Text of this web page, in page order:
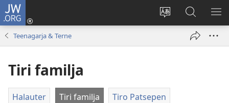
JW.ORG
I
website
Melde
tut
Rode
ap
JW.ORG
Teenagarja & Terne
Tiri familja
Halauter Tiri familja Tiro Patsepen